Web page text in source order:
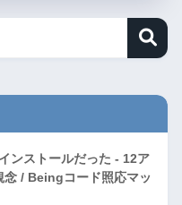
ンストールだった - 12ア
/ Beingコード照応マッ